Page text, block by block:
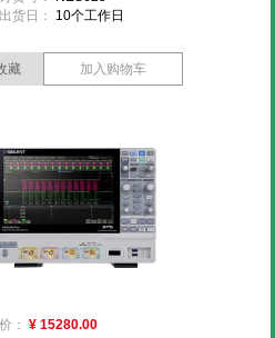
货日：
10个工作日
藏 加入购物车
： ¥ 15280.00